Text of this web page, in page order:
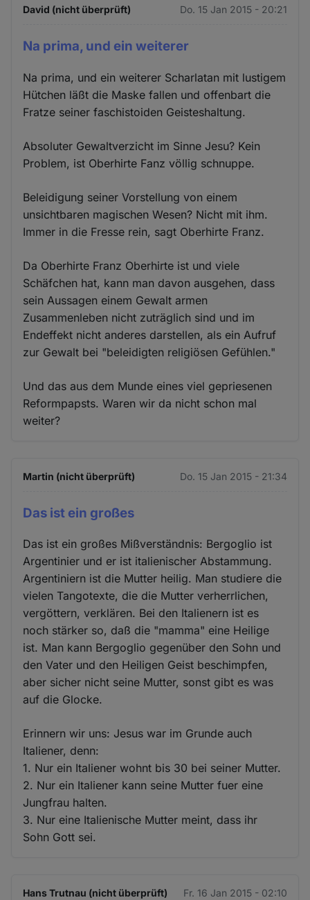
David (nicht überprüft) Do. 15 Jan 2015 - 20:21
Na prima, und ein weiterer
Na prima, und ein weiterer Scharlatan mit lustigem
Hütchen läßt die Maske fallen und offenbart die
Fratze seiner faschistoiden Geisteshaltung.
Absoluter Gewaltverzicht im Sinne Jesu? Kein
Problem, ist Oberhirte Fanz völlig schnuppe.
Beleidigung seiner Vorstellung von einem
unsichtbaren magischen Wesen? Nicht mit ihm.
Immer in die Fresse rein, sagt Oberhirte Franz.
Da Oberhirte Franz Oberhirte ist und viele
Schäfchen hat, kann man davon ausgehen, dass
sein Aussagen einem Gewalt armen
Zusammenleben nicht zuträglich sind und im
Endeffekt nicht anderes darstellen, als ein Aufruf
zur Gewalt bei "beleidigten religiösen Gefühlen."
Und das aus dem Munde eines viel gepriesenen
Reformpapsts. Waren wir da nicht schon mal
weiter?
Martin (nicht überprüft) Do. 15 Jan 2015 - 21:34
Das ist ein großes
Das ist ein großes Mißverständnis: Bergoglio ist
Argentinier und er ist italienischer Abstammung.
Argentiniern ist die Mutter heilig. Man studiere die
vielen Tangotexte, die die Mutter verherrlichen,
vergöttern, verklären. Bei den Italienern ist es
noch stärker so, daß die "mamma" eine Heilige
ist. Man kann Bergoglio gegenüber den Sohn und
den Vater und den Heiligen Geist beschimpfen,
aber sicher nicht seine Mutter, sonst gibt es was
auf die Glocke.
Erinnern wir uns: Jesus war im Grunde auch
Italiener, denn:
1. Nur ein Italiener wohnt bis 30 bei seiner Mutter.
2. Nur ein Italiener kann seine Mutter fuer eine
Jungfrau halten.
3. Nur eine Italienische Mutter meint, dass ihr
Sohn Gott sei.
Hans Trutnau (nicht überprüft) Fr. 16 Jan 2015 - 02:10